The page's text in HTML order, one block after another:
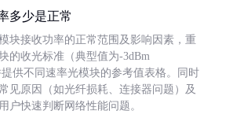
多少是正常
块接收功率的正常范围及影响因素，重
的收光标准（典型值为-3dBm
提供不同速率光模块的参考值表格。同时
见原因（如光纤损耗、连接器问题）及
户快速判断网络性能问题。